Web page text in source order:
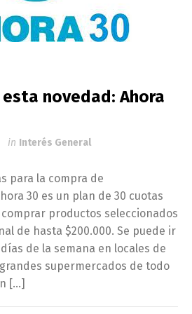
novedad: Ahora
in Interés General
para la compra de
30 es un plan de 30 cuotas
productos seleccionados
de hasta $200.000. Se puede ir
de la semana en locales de
supermercados de todo
[…]